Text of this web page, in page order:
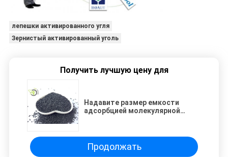
лепешки активированного угля
Зернистый активированный уголь
Получить лучшую цену для
Надавите размер емкости
адсорбцией молекулярной
Продолжать